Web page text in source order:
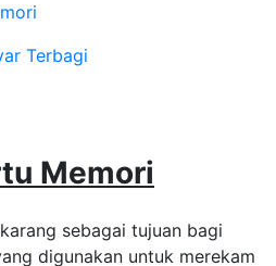
Terbagi
Memori
sebagai tujuan bagi
digunakan untuk merekam